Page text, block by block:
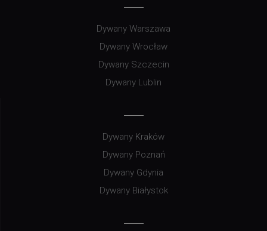
Dywany Warszawa
Dywany Wrocław
Dywany Szczecin
Dywany Lublin
Dywany Kraków
Dywany Poznań
Dywany Gdynia
Dywany Białystok